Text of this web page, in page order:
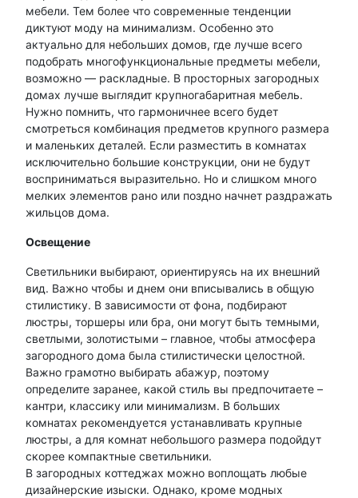
мебели. Тем более что современные тенденции
диктуют моду на минимализм. Особенно это
актуально для небольших домов, где лучше всего
подобрать многофункциональные предметы мебели,
возможно — раскладные. В просторных загородных
домах лучше выглядит крупногабаритная мебель.
Нужно помнить, что гармоничнее всего будет
смотреться комбинация предметов крупного размера
и маленьких деталей. Если разместить в комнатах
исключительно большие конструкции, они не будут
восприниматься выразительно. Но и слишком много
мелких элементов рано или поздно начнет раздражать
жильцов дома.
Освещение
Светильники выбирают, ориентируясь на их внешний
вид. Важно чтобы и днем они вписывались в общую
стилистику. В зависимости от фона, подбирают
люстры, торшеры или бра, они могут быть темными,
светлыми, золотистыми – главное, чтобы атмосфера
загородного дома была стилистически целостной.
Важно грамотно выбирать абажур, поэтому
определите заранее, какой стиль вы предпочитаете –
кантри, классику или минимализм. В больших
комнатах рекомендуется устанавливать крупные
люстры, а для комнат небольшого размера подойдут
скорее компактные светильники.
В загородных коттеджах можно воплощать любые
дизайнерские изыски. Однако, кроме модных